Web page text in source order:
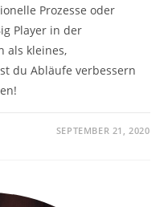
Prozesse oder
Player in der
als kleines,
du Abläufe verbessern
SEPTEMBER 21, 2020